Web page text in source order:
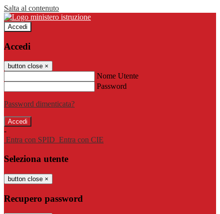
Salta al contenuto
Accedi
Accedi
button close ×
Nome Utente
Password
Password dimenticata?
-
Entra con SPID Entra con CIE
Seleziona utente
button close ×
Recupero password